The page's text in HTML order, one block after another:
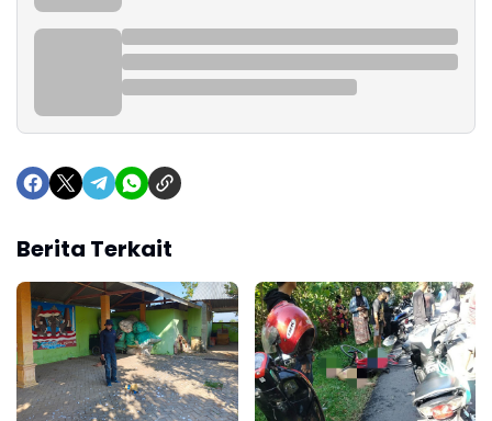
Berita Terkait